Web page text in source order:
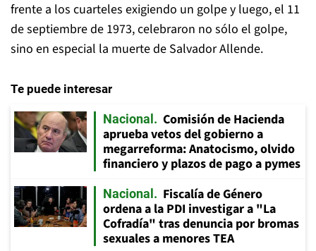
frente a los cuarteles exigiendo un golpe y luego, el 11
de septiembre de 1973, celebraron no sólo el golpe,
sino en especial la muerte de Salvador Allende.
Te puede interesar
Nacional
Comisión de Hacienda
aprueba vetos del gobierno a
megarreforma: Anatocismo, olvido
financiero y plazos de pago a pymes
Nacional
Fiscalía de Género
ordena a la PDI investigar a "La
Cofradía" tras denuncia por bromas
sexuales a menores TEA